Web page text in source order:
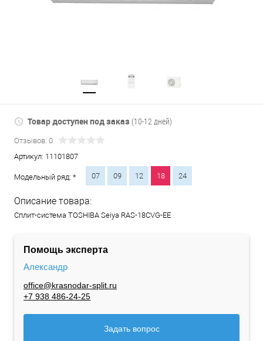
Товар доступен под заказ (10-12 дней)
Отзывов: 0
Артикул: 11101807
Модельный ряд: * 07 09 12 18 24
Описание товара:
Сплит-система TOSHIBA Seiya RAS-18CVG-EE
Помощь эксперта
Александр
office@krasnodar-split.ru
+7 938 486-24-25
Задать вопрос